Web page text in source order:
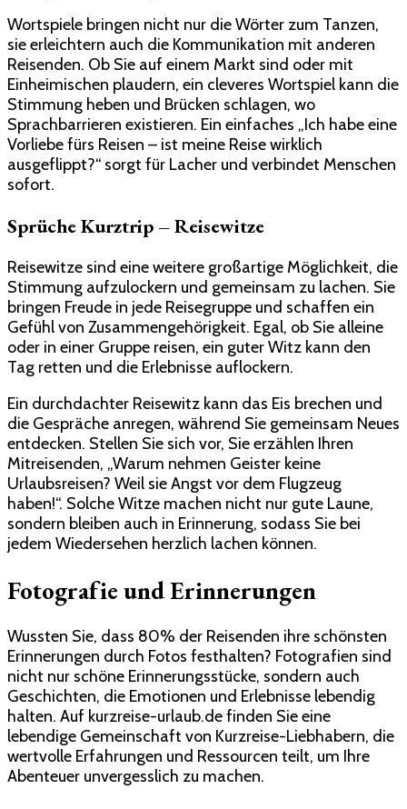
Wortspiele bringen nicht nur die Wörter zum Tanzen,
sie erleichtern auch die Kommunikation mit anderen
Reisenden. Ob Sie auf einem Markt sind oder mit
Einheimischen plaudern, ein cleveres Wortspiel kann die
Stimmung heben und Brücken schlagen, wo
Sprachbarrieren existieren. Ein einfaches „Ich habe eine
Vorliebe fürs Reisen – ist meine Reise wirklich
ausgeflippt?“ sorgt für Lacher und verbindet Menschen
sofort.
Sprüche Kurztrip – Reisewitze
Reisewitze sind eine weitere großartige Möglichkeit, die
Stimmung aufzulockern und gemeinsam zu lachen. Sie
bringen Freude in jede Reisegruppe und schaffen ein
Gefühl von Zusammengehörigkeit. Egal, ob Sie alleine
oder in einer Gruppe reisen, ein guter Witz kann den
Tag retten und die Erlebnisse auflockern.
Ein durchdachter Reisewitz kann das Eis brechen und
die Gespräche anregen, während Sie gemeinsam Neues
entdecken. Stellen Sie sich vor, Sie erzählen Ihren
Mitreisenden, „Warum nehmen Geister keine
Urlaubsreisen? Weil sie Angst vor dem Flugzeug
haben!“. Solche Witze machen nicht nur gute Laune,
sondern bleiben auch in Erinnerung, sodass Sie bei
jedem Wiedersehen herzlich lachen können.
Fotografie und Erinnerungen
Wussten Sie, dass 80% der Reisenden ihre schönsten
Erinnerungen durch Fotos festhalten? Fotografien sind
nicht nur schöne Erinnerungsstücke, sondern auch
Geschichten, die Emotionen und Erlebnisse lebendig
halten. Auf kurzreise-urlaub.de finden Sie eine
lebendige Gemeinschaft von Kurzreise-Liebhabern, die
wertvolle Erfahrungen und Ressourcen teilt, um Ihre
Abenteuer unvergesslich zu machen.